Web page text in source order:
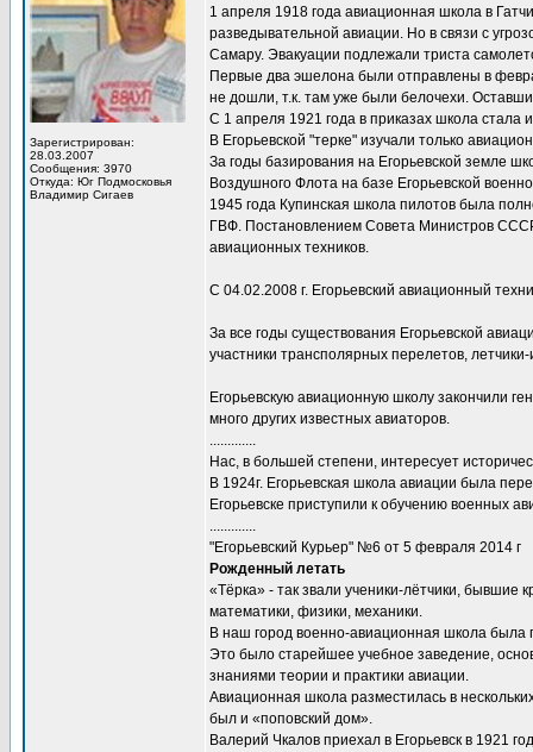
Зарегистрирован:
28.03.2007
Сообщения: 3970
Откуда: Юг Подмосковья
Владимир Сигаев
1 апреля 1918 года авиационная школа в
разведывательной авиации. Но в связи с
Самару. Эвакуации подлежали триста
Первые два эшелона были отправлены в
не дошли, т.к. там уже были белочехи.
С 1 апреля 1921 года в приказах школа стала
В Егорьевской "терке" изучали только
За годы базирования на Егорьевской земле
Воздушного Флота на базе Егорьевской
1945 года Купинская школа пилотов была
ГВФ. Постановлением Совета Министров
авиационных техников.
С 04.02.2008 г. Егорьевский авиационный
За все годы существования Егорьевской
участники трансполярных перелетов,
Егорьевскую авиационную школу закончили
много других известных авиаторов.
.............
Нас, в большей степени, интересует
В 1924г. Егорьевская школа авиации была
Егорьевске приступили к обучению военных
.............
"Егорьевский Курьер" №6 от 5 февраля 2014 г
Рожденный летать
«Тёрка» - так звали ученики-лётчики, бывшие
математики, физики, механики.
В наш город военно-авиационная школа была
Это было старейшее учебное заведение,
знаниями теории и практики авиации.
Авиационная школа разместилась в
был и «поповский дом».
Валерий Чкалов приехал в Егорьевск в 1921